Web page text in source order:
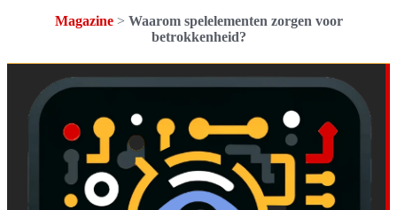
Magazine> Waarom spelelementen zorgen voor
betrokkenheid?